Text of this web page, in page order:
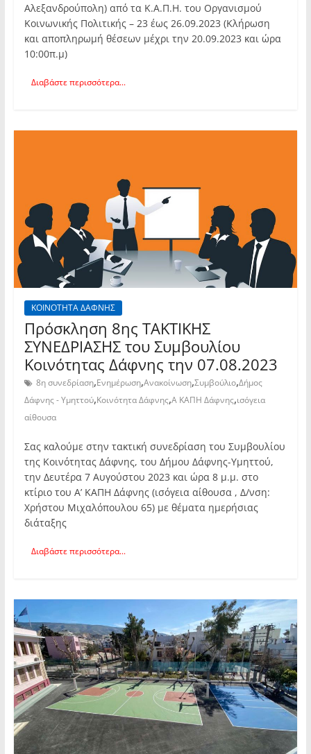
Αλεξανδρούπολη) από τα Κ.Α.Π.Η. του Οργανισμού
Κοινωνικής Πολιτικής – 23 έως 26.09.2023 (Κλήρωση
και αποπληρωμή θέσεων μέχρι την 20.09.2023 και ώρα
10:00π.μ)
Διαβάστε περισσότερα...
ΚΟΙΝΟΤΗΤΑ ΔΑΦΝΗΣ
Πρόσκληση 8ης TAKTIKHΣ
ΣΥΝΕΔΡΙΑΣΗΣ του Συμβουλίου
Κοινότητας Δάφνης την 07.08.2023
8η συνεδρίαση,Ενημέρωση,Ανακοίνωση,Συμβούλιο,Δήμος
Δάφνης - Υμηττού,Κοινότητα Δάφνης,Α ΚΑΠΗ Δάφνης,ισόγεια
αίθουσα
Σας καλούμε στην τακτική συνεδρίαση του Συμβουλίου
της Κοινότητας Δάφνης, του Δήμου Δάφνης-Υμηττού,
την Δευτέρα 7 Αυγούστου 2023 και ώρα 8 μ.μ. στο
κτίριο του Α’ ΚΑΠΗ Δάφνης (ισόγεια αίθουσα , Δ/νση:
Χρήστου Μιχαλόπουλου 65) με θέματα ημερήσιας
διάταξης
Διαβάστε περισσότερα...